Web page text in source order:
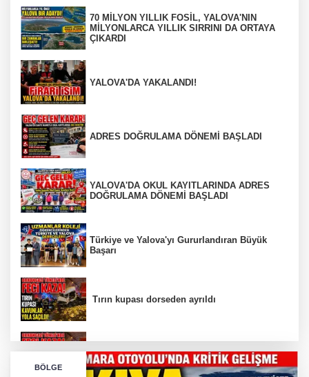
70 MİLYON YILLIK FOSİL, YALOVA'NIN
MİLYONLARCA YILLIK SIRRINI DA ORTAYA
ÇIKARDI
YALOVA'DA YAKALANDI!
ADRES DOĞRULAMA DÖNEMİ BAŞLADI
YALOVA'DA OKUL KAYITLARINDA ADRES
DOĞRULAMA DÖNEMİ BAŞLADI
Türkiye ve Yalova'yı Gururlandıran Büyük
Başarı
Tırın kupası dorseden ayrıldı
Bursa’da Orhangazi Tüneli’nde feci kaza:
BÖLGE